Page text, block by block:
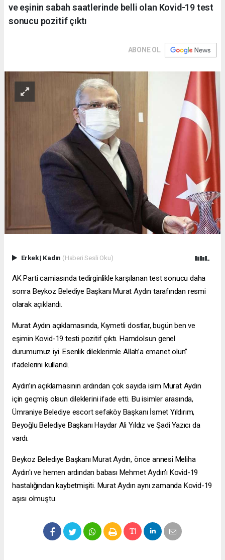
ve eşinin sabah saatlerinde belli olan Kovid-19 test
sonucu pozitif çıktı
ABONE OL
Erkek| Kadın (Haberi Sesli Oku)
AK Parti camiasında tedirginlikle karşılanan test sonucu daha
sonra Beykoz Belediye Başkanı Murat Aydın tarafından resmi
olarak açıklandı.
Murat Aydın açıklamasında, Kıymetli dostlar, bugün ben ve
eşimin Kovid-19 testi pozitif çıktı. Hamdolsun genel
durumumuz iyi. Esenlik dileklerimle Allah’a emanet olun”
ifadelerini kullandı.
Aydın’ın açıklamasının ardından çok sayıda isim Murat Aydın
için geçmiş olsun dileklerini ifade etti. Bu isimler arasında,
Ümraniye Belediye escort sefaköyBaşkanı İsmet Yıldırım,
Beyoğlu Belediye Başkanı Haydar Ali Yıldız ve Şadi Yazıcı da
vardı.
Beykoz Belediye Başkanı Murat Aydın, önce annesi Meliha
Aydın'ı ve hemen ardından babası Mehmet Aydın'ı Kovid-19
hastalığından kaybetmişiti. Murat Aydın aynı zamanda Kovid-19
aşısı olmuştu.